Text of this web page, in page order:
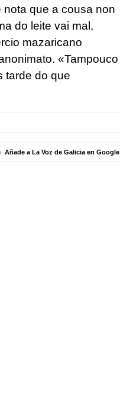
que a cousa non
do leite vai mal,
mazaricano
«Tampouco
tarde do que
Añade a La Voz de Galicia en Google